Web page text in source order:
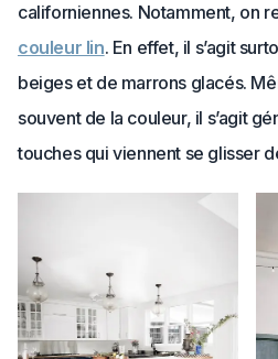
californiennes. Notamment, on
couleur lin. En effet, il s’agit
beiges et de marrons glacés.
souvent de la couleur, il s’agit
touches qui viennent se glisser